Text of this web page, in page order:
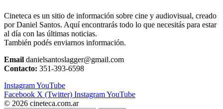
Cineteca es un sitio de información sobre cine y audiovisual, creado
por Daniel Santos. Aquí encontrarás todo lo que necesitás para estar
al día con las últimas noticias.
También podés enviarnos información.
Email danielsantoslagger@gmail.com
Contacto: 351-393-6598
InstagramYouTube
Facebook X (Twitter) InstagramYouTube
© 2026 cineteca.com.ar